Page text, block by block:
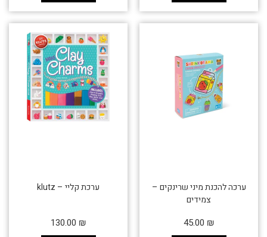
ערכה להכנת מיני שרינקים –
צמידים
45.00 ₪
ערכת קליי – klutz
130.00 ₪